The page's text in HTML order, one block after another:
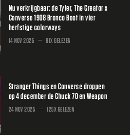
Nu verkrijgbaar: de Tyler, The Creator x
Converse 1908 Bronco Boot in vier
herfstige colorways
14 NOV 2025 81X GELEZEN
Stranger Things en Converse droppen
op 4 december de Chuck 70 en Weapon
24 NOV 2025 125X GELEZEN